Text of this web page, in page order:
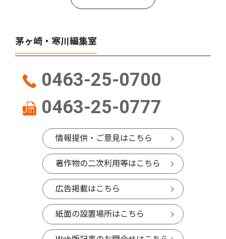
茅ヶ崎・寒川編集室
0463-25-0700
0463-25-0777
情報提供・ご意見はこちら
著作物の二次利用等はこちら
広告掲載はこちら
紙面の設置場所はこちら